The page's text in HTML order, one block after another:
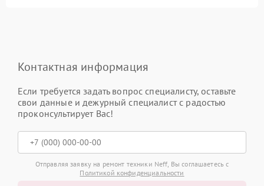
Контактная информация
Если требуется задать вопрос специалисту, оставьте
свои данные и дежурный специалист с радостью
проконсультирует Вас!
Отправляя заявку на ремонт техники Neff, Вы соглашаетесь с
Политикой конфиденциальности